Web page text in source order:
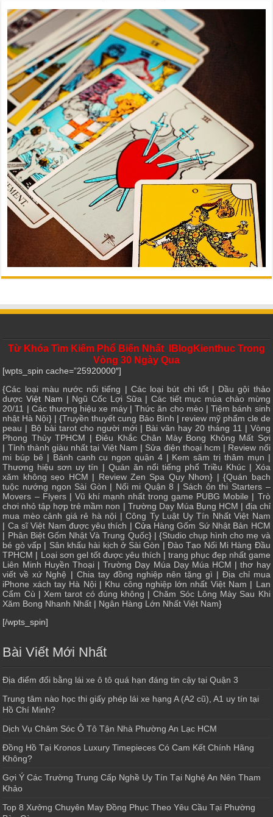
Từ Khóa Tìm Kiếm Phổ Biến Nhất IBlogKienthuc Trong
Vòng 30 Ngày Qua
[wpts_spin cache=”25920000″]
{Các loại màu nước nổi tiếng | Các loại bút chì tốt| Dầu gội thảo
dược Việt Nam | Ngũ Cốc Lợi Sữa | Các tiết mục múa chào mừng
20/11 | Các thương hiệu xe máy|Thức ăn cho mèo|Tiệm bánh sinh
nhật Hà Nội} | {Truyền thuyết cung Bảo Bình | review mỹ phẩm cle de
peau | Bộ bài tarot cho người mới| Bài văn hay 20 tháng 11 | Vòng
Phong Thủy TPHCM |Điêu Khắc Chân Mày Bong Không Mất Sợi
| Tỉnh thành giàu nhất tại Việt Nam | Sửa điện thoại hcm | Review nối
mi búp bê | Bánh canh cu ngon quận 4| Kem sâm trị thâm mụn |
Thương hiệu sơn uy tín | Quán ăn nổi tiếng phố Triều Khúc| Xóa
xăm không sẹo HCM | Review Zen Spa Quy Nhơn} | {Quán bạch
tuộc nướng ngon Sài Gòn | Nối mi Quận 8 | Sách ôn thi Starters –
Movers – Flyers| Vũ khí mạnh nhất trong game PUBG Mobile | Trò
chơi nhỏ tập hợp trẻ mầm non | Trường Dạy Múa Bụng HCM | địa chỉ
mua mèo cảnh giá rẻ hà nội |Công Ty Luật Uy Tín Nhất Việt Nam
| Ca sĩ Việt Nam được yêu thích | Cửa Hàng Gốm Sứ Nhật Bản HCM
| Phân Biệt Gốm Nhật Và Trung Quốc} | {Studio chụp hình cho mẹ và
bé gò vấp | Sân khấu hài kịch ở Sài Gòn |Đào Tạo Nối Mi Hàng Đầu
TPHCM | Loại sơn gel tốt được yêu thích | trang phục đẹp nhất game
Liên Minh Huyền Thoại|Trường Dạy Múa Dạy Múa HCM |thơ hay
viết về xứ Nghệ | Chia tay đồng nghiệp nên tặng gì | Địa chỉ mua
iPhone xách tay Hà Nội| Khu công nghiệp lớn nhất Việt Nam | Lan
Cẩm Cù | Xem tarot có đúng không |Chăm Sóc Lông Mày Sau Khi
Xăm Bong Nhanh Nhất | Ngân Hàng Lớn Nhất Việt Nam}
[/wpts_spin]
Bài Viết Mới Nhất
Địa điểm đổi bằng lái xe ô tô quá hạn đáng tin cậy tại Quận 3
Trung tâm nào học thi giấy phép lái xe hạng A (A2 cũ), A1 uy tín tại
Hồ Chí Minh?
Dịch Vụ Chăm Sóc Ô Tô Tận Nhà Phường An Lạc HCM
Đồng Hồ Tại Kronos Luxury Timepieces Có Cam Kết Chính Hãng
Không?
Gợi Ý Các Trường Trung Cấp Nghề Uy Tín Tại Nghệ An Nên Tham
Khảo
Top 8 Xưởng Chuyên May Đồng Phục Theo Yêu Cầu Tại Phường